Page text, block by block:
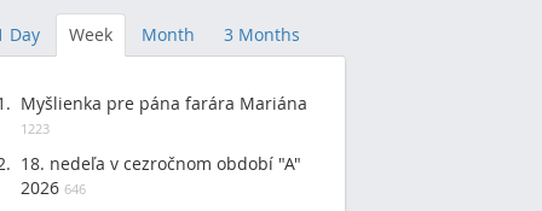
Day Week Month 3 Months
Myšlienka pre pána farára Mariána
1223
18. nedeľa v cezročnom období "A"
2026 646